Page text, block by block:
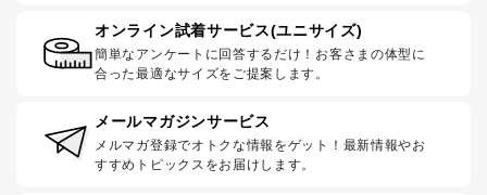
オンライン試着サービス(ユニサイズ)
簡単なアンケートに回答するだけ！お客さまの体型に
合った最適なサイズをご提案します。
メールマガジンサービス
メルマガ登録でオトクな情報をゲット！最新情報やお
すすめトピックスをお届けします。